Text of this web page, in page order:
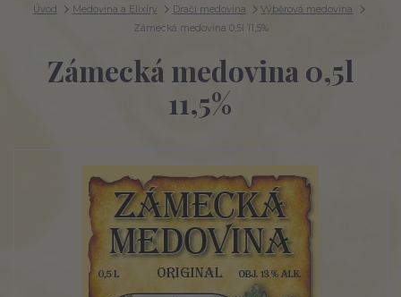
Úvod Medovina a Elixíry Dračí medovina
Výběrová medovina
Zámecká medovina 0,5l 11,5%
Zámecká medovina 0,5l
11,5%